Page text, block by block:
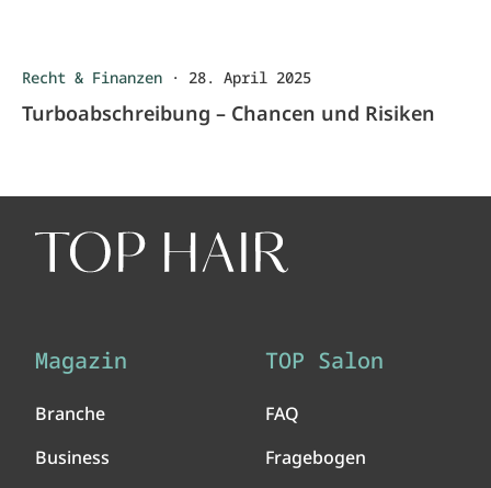
Recht & Finanzen · 28. April 2025
Turboabschreibung – Chancen und Risiken
Magazin
Branche
Business
TOP Salon
FAQ
Fragebogen